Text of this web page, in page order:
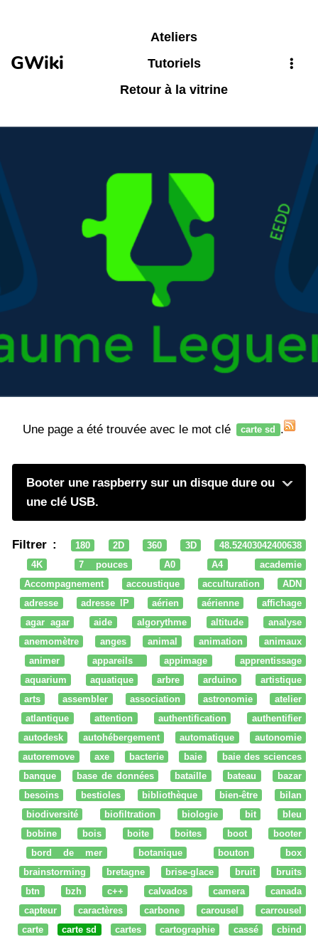
GWiki
Ateliers
Tutoriels
Retour à la vitrine
Une page a été trouvée avec le mot clé carte sd .
Booter une raspberry sur un disque dure ou
une clé USB.
Filtrer : 180 2D 360 3D
48.52403042400638
4K
7 pouces A0 A4
academie
Accompagnement
accoustique acculturation
ADN
adresse
adresse IP aérien aérienne
affichage
agar agar
aide algorythme altitude
analyse
anemomètre
anges animal animation
animaux
animer
appareils appimage
apprentissage
aquarium
aquatique arbre arduino
artistique
arts
assembler association astronomie
atelier
atlantique
attention authentification
authentifier
autodesk
autohébergement automatique
autonomie
autoremove
axe bacterie baie
baie des sciences
banque
base de données bataille bateau
bazar
besoins
bestioles bibliothèque bien-être
bilan
biodiversité
biofiltration biologie bit
bleu
bobine
bois boite boites boot
booter
bord de mer
botanique bouton
box
brainstorming
bretagne brise-glace bruit
bruits
btn
bzh c++ calvados camera
canada
capteur
caractères carbone carousel
carrousel
carte
carte sd cartes cartographie cassé
cbind